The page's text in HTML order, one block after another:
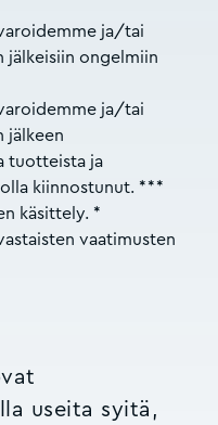
ja/tai
jälkeisiin ongelmiin
ja/tai
jälkeen
tuotteista ja
kiinnostunut. ***
käsittely. *
vaatimusten
useita syitä,